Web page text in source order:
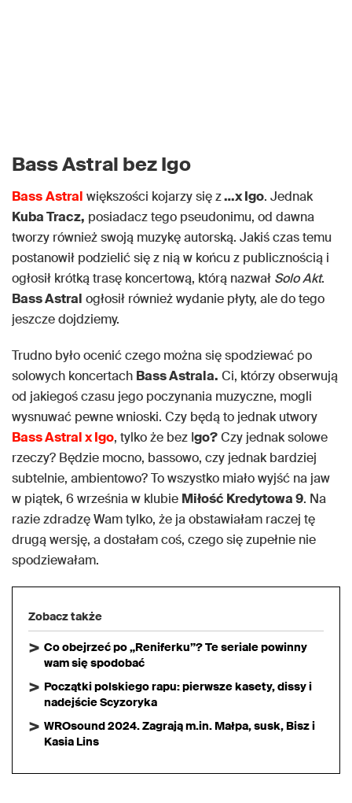
Bass Astral bez Igo
BassAstral większości kojarzy się z…x Igo. Jednak
Kuba Tracz, posiadacz tego pseudonimu, od dawna
tworzy również swoją muzykę autorską. Jakiś czas temu
postanowił podzielić się z nią w końcu z publicznością i
ogłosił krótką trasę koncertową, którą nazwał Solo Akt.
Bass Astral ogłosił również wydanie płyty, ale do tego
jeszcze dojdziemy.
Trudno było ocenić czego można się spodziewać po
solowych koncertach Bass Astrala. Ci, którzy obserwują
od jakiegoś czasu jego poczynania muzyczne, mogli
wysnuwać pewne wnioski. Czy będą to jednak utwory
Bass Astral x Igo, tylko że bez Igo?Czy jednak solowe
rzeczy? Będzie mocno, bassowo, czy jednak bardziej
subtelnie, ambientowo? To wszystko miało wyjść na jaw
w piątek, 6 września w klubie Miłość Kredytowa 9. Na
razie zdradzę Wam tylko, że ja obstawiałam raczej tę
drugą wersję, a dostałam coś, czego się zupełnie nie
spodziewałam.
Zobacz także
Co obejrzeć po „Reniferku”? Te seriale powinny
wam się spodobać
Początki polskiego rapu: pierwsze kasety, dissy i
nadejście Scyzoryka
WROsound 2024. Zagrają m.in. Małpa, susk, Bisz i
Kasia Lins